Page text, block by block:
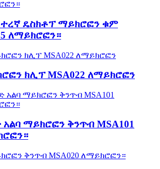
ተረኛ ዴስክቶፕ ማይክሮፎን ቁም
ለማይክሮፎን።
ክሊፕ MSA022 ለማይክሮፎን
አልባ ማይክሮፎን ቅንጥብ MSA101